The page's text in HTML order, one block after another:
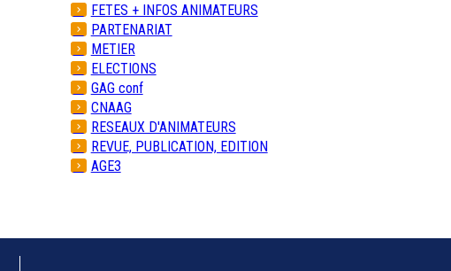
FETES + INFOS ANIMATEURS
PARTENARIAT
METIER
ELECTIONS
GAG conf
CNAAG
RESEAUX D'ANIMATEURS
REVUE, PUBLICATION, EDITION
AGE3